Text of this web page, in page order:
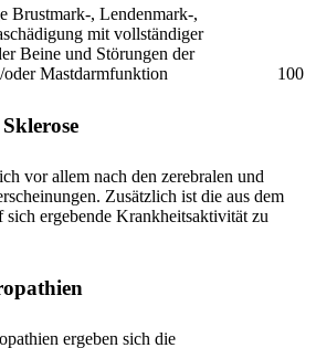
Brustmark-, Lendenmark-,
mit vollständiger
Beine und Störungen der
oder Mastdarmfunktion
100
vor allem nach den zerebralen und
Zusätzlich ist die aus dem
ergebende Krankheitsaktivität zu
ergeben sich die